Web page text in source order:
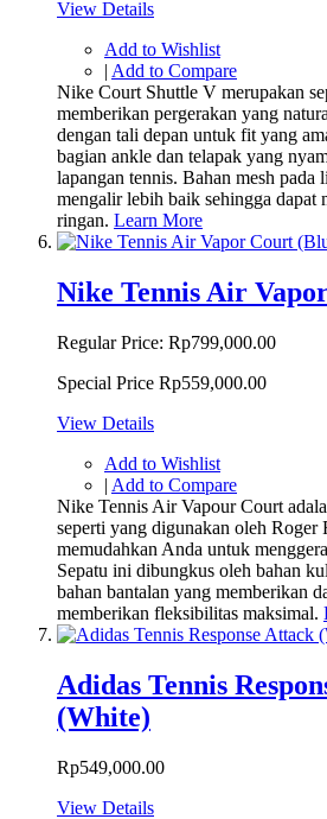
View Details
Add to Wishlist
| Add to Compare
Nike Court Shuttle V merupakan
memberikan pergerakan yang
dengan tali depan untuk fit yang
bagian ankle dan telapak yang
lapangan tennis. Bahan mesh pada
mengalir lebih baik sehingga dapat
ringan. Learn More
Nike Tennis Air
Regular Price: Rp799,000.00
Special Price Rp559,000.00
View Details
Add to Wishlist
| Add to Compare
Nike Tennis Air Vapour Court
seperti yang digunakan oleh Roger
memudahkan Anda untuk
Sepatu ini dibungkus oleh bahan
bahan bantalan yang memberikan
memberikan fleksibilitas maksimal.
Adidas Tennis
(White)
Rp549,000.00
View Details